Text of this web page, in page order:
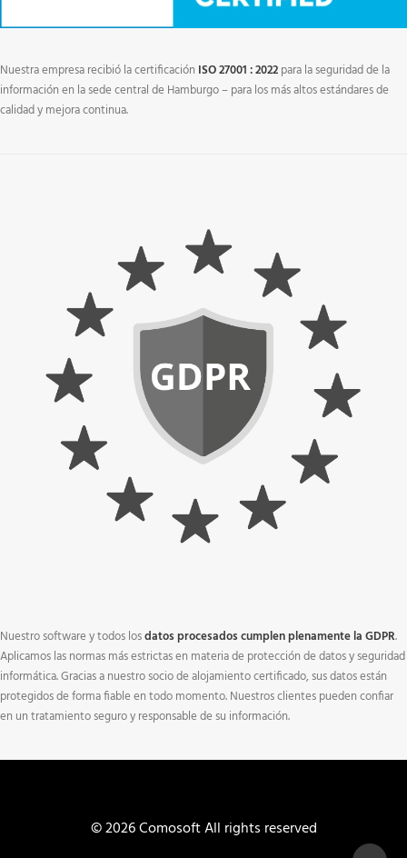
Nuestra empresa recibió la certificación ISO 27001 : 2022para la seguridad de la
información en la sede central de Hamburgo – para los más altos estándares de
calidad y mejora continua.
Nuestro software y todos losdatos procesados cumplen plenamente la GDPR.
Aplicamos las normas más estrictas en materia de protección de datos y seguridad
informática. Gracias a nuestro socio de alojamiento certificado, sus datos están
protegidos de forma fiable en todo momento. Nuestros clientes pueden confiar
en un tratamiento seguro y responsable de su información.
© 2026 Comosoft All rights reserved